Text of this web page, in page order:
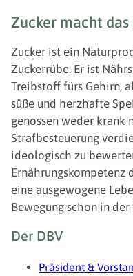
Zucker macht das
Zucker ist ein
Zuckerrübe. Er ist
Treibstoff fürs Gehirn,
süße und herzhafte
genossen weder krank
Strafbesteuerung
ideologisch zu
Ernährungskompetenz
eine ausgewogene
Bewegung schon in
Fußzeile
Der DBV
Präsident &